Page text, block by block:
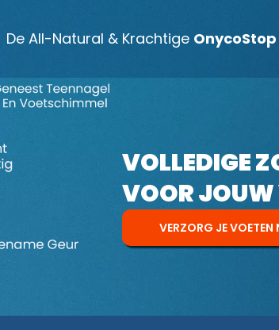
De All-Natural & Krachtige OnycoStop
VOLLEDIGE
VOOR JOUW
VERZORG JE VOETEN